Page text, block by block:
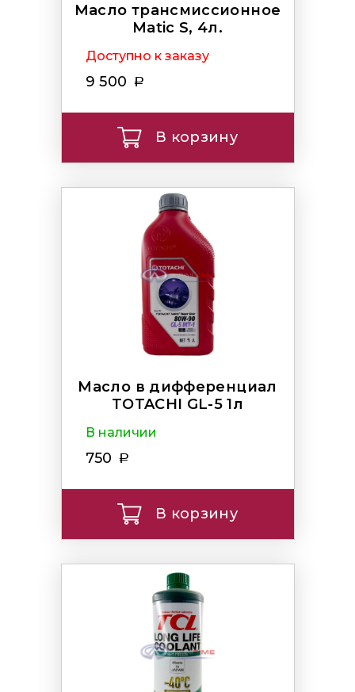
Масло трансмиссионное
Matic S, 4л.
Доступно к заказу
9 500
В корзину
Масло в дифференциал
TOTACHI GL-5 1л
В наличии
750
В корзину